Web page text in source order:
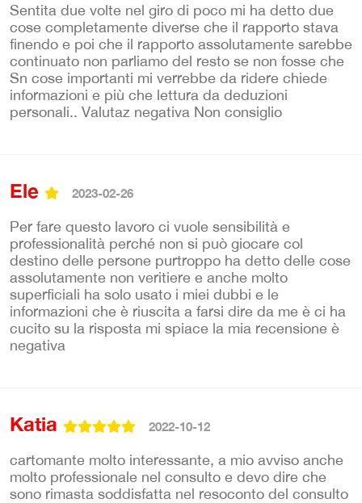
Sentita due volte nel giro di poco mi ha detto due
cose completamente diverse che il rapporto stava
finendo e poi che il rapporto assolutamente sarebbe
continuato non parliamo del resto se non fosse che
Sn cose importanti mi verrebbe da ridere chiede
informazioni e più che lettura da deduzioni
personali.. Valutaz negativa Non consiglio
Ele 2023-02-26
Per fare questo lavoro ci vuole sensibilità e
professionalità perché non si può giocare col
destino delle persone purtroppo ha detto delle cose
assolutamente non veritiere e anche molto
superficiali ha solo usato i miei dubbi e le
informazioni che è riuscita a farsi dire da me è ci ha
cucito su la risposta mi spiace la mia recensione è
negativa
Katia 2022-10-12
cartomante molto interessante, a mio avviso anche
molto professionale nel consulto e devo dire che
sono rimasta soddisfatta nel resoconto del consulto